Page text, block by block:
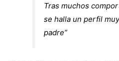
Tras muchos
se halla un perfil
padre”